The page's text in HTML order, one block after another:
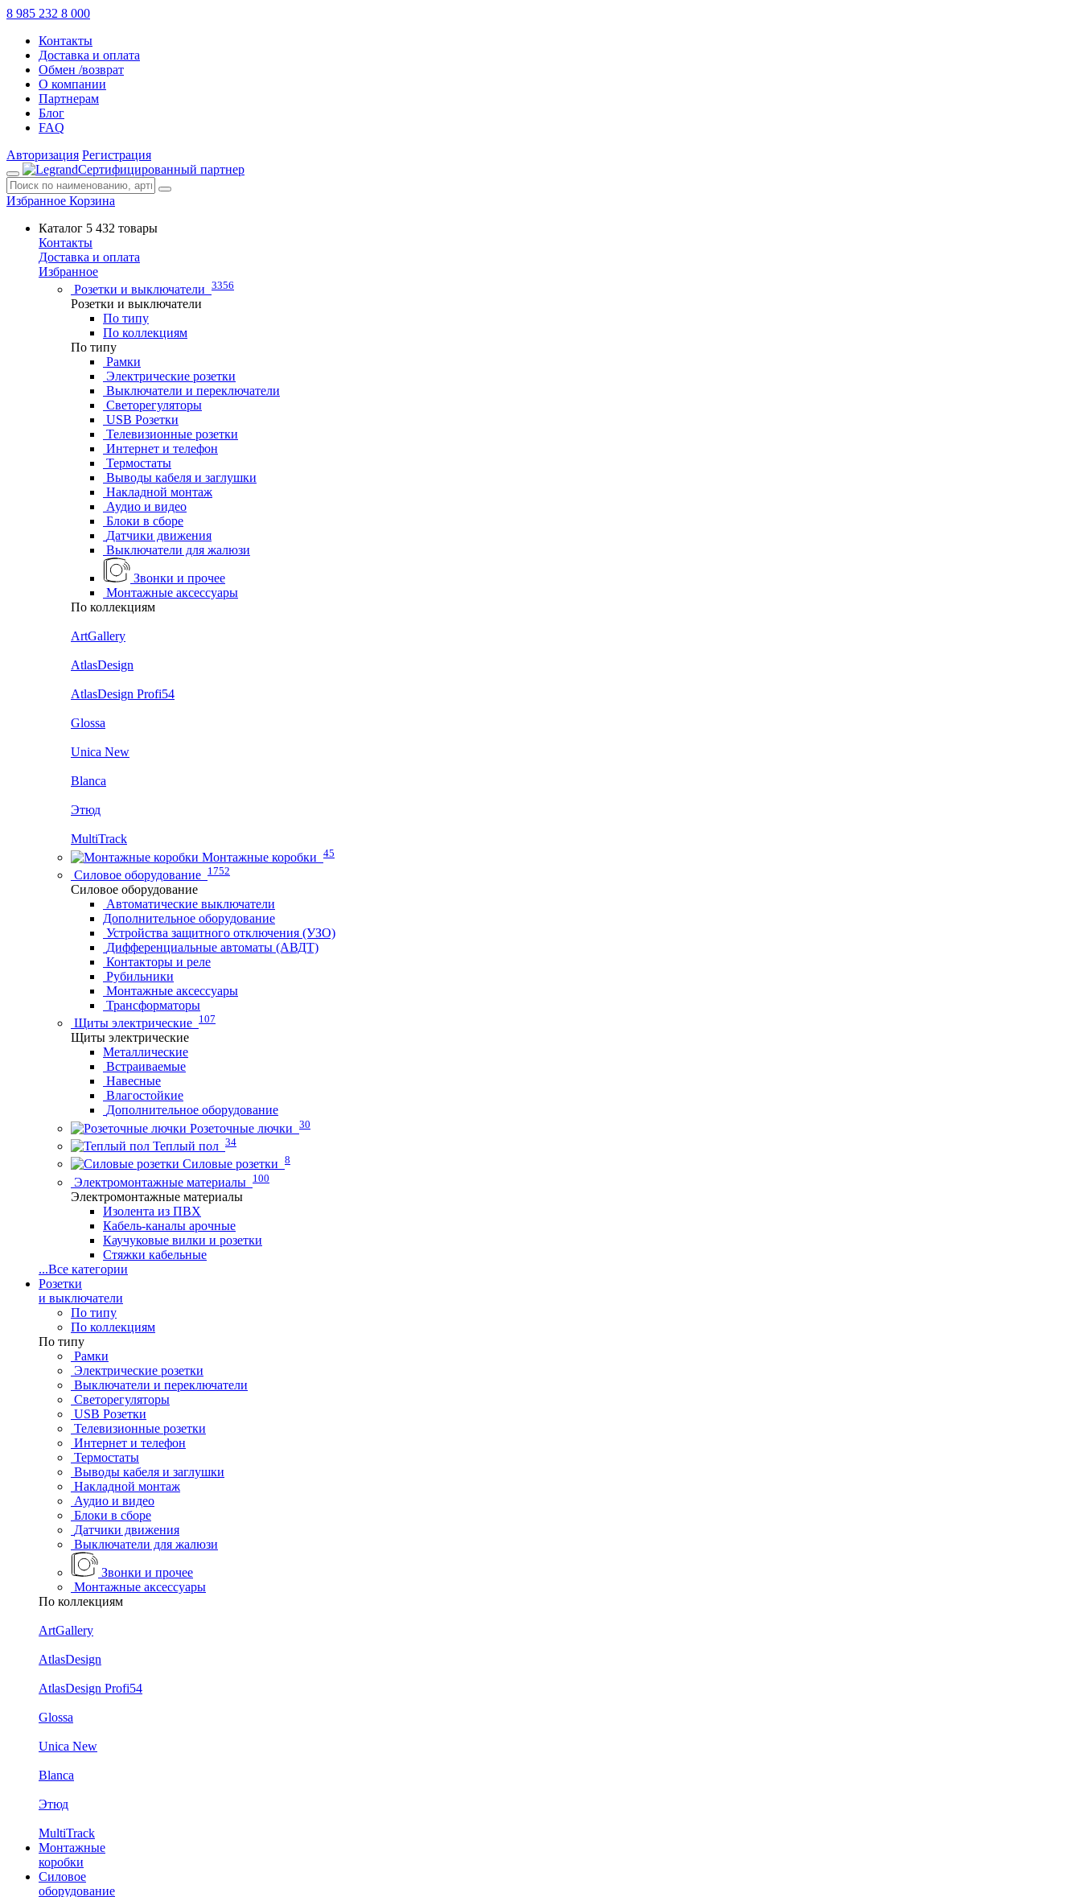
8 985 232 8 000
Контакты
Доставка и оплата
Обмен /возврат
О компании
Партнерам
Блог
FAQ
Авторизация Регистрация
Сертифицированный партнер
Избранное Корзина
Каталог 5 432 товары
Контакты
Доставка и оплата
Избранное
Розетки и выключатели 3356
Розетки и выключатели
По типу
По коллекциям
По типу
Рамки
Электрические розетки
Выключатели и переключатели
Светорегуляторы
USB Розетки
Телевизионные розетки
Интернет и телефон
Термостаты
Выводы кабеля и заглушки
Накладной монтаж
Аудио и видео
Блоки в сборе
Датчики движения
Выключатели для жалюзи
Звонки и прочее
Монтажные аксессуары
По коллекциям
ArtGallery
AtlasDesign
AtlasDesign Profi54
Glossa
Unica New
Blanca
Этюд
MultiTrack
Монтажные коробки 45
Силовое оборудование 1752
Силовое оборудование
Автоматические выключатели
Дополнительное оборудование
Устройства защитного отключения (УЗО)
Дифференциальные автоматы (АВДТ)
Контакторы и реле
Рубильники
Монтажные аксессуары
Трансформаторы
Щиты электрические 107
Щиты электрические
Металлические
Встраиваемые
Навесные
Влагостойкие
Дополнительное оборудование
Розеточные лючки 30
Теплый пол 34
Силовые розетки 8
Электромонтажные материалы 100
Электромонтажные материалы
Изолента из ПВХ
Кабель-каналы арочные
Каучуковые вилки и розетки
Стяжки кабельные
...Все категории
Розетки
и выключатели
По типу
По коллекциям
По типу
Рамки
Электрические розетки
Выключатели и переключатели
Светорегуляторы
USB Розетки
Телевизионные розетки
Интернет и телефон
Термостаты
Выводы кабеля и заглушки
Накладной монтаж
Аудио и видео
Блоки в сборе
Датчики движения
Выключатели для жалюзи
Звонки и прочее
Монтажные аксессуары
По коллекциям
ArtGallery
AtlasDesign
AtlasDesign Profi54
Glossa
Unica New
Blanca
Этюд
MultiTrack
Монтажные
коробки
Силовое
оборудование